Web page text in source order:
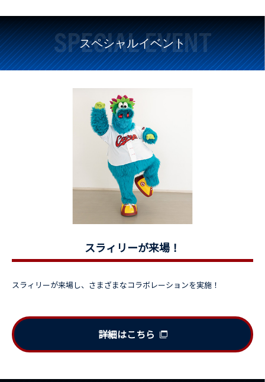
SPECIAL EVENT
スペシャルイベント
スラィリーが来場！
スラィリーが来場し、さまざまなコラボレーションを実施！
詳細はこちら